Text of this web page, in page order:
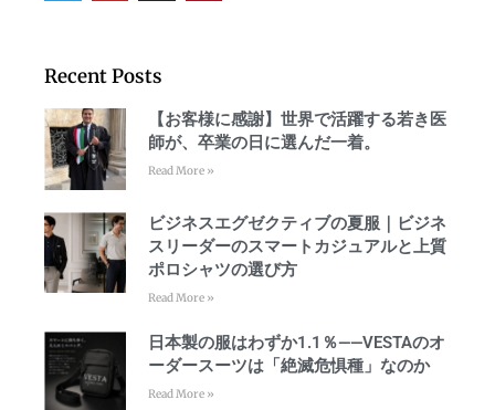
Recent Posts
【お客様に感謝】世界で活躍する若き医
師が、卒業の日に選んだ一着。
Read More »
ビジネスエグゼクティブの夏服｜ビジネ
スリーダーのスマートカジュアルと上質
ポロシャツの選び方
Read More »
日本製の服はわずか1.1％——VESTAのオ
ーダースーツは「絶滅危惧種」なのか
Read More »